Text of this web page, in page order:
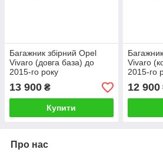
Багажник збірний Opel
Vivaro (довга база) до
2015-го року
13 900 ₴
Купити
Vivaro
2015-го
12 900
Про нас